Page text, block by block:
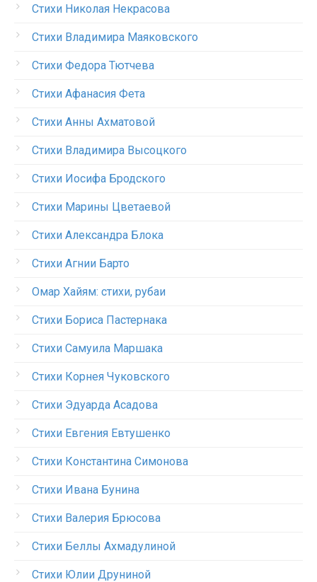
Стихи Николая Некрасова
Стихи Владимира Маяковского
Стихи Федора Тютчева
Стихи Афанасия Фета
Стихи Анны Ахматовой
Стихи Владимира Высоцкого
Стихи Иосифа Бродского
Стихи Марины Цветаевой
Стихи Александра Блока
Стихи Агнии Барто
Омар Хайям: стихи, рубаи
Стихи Бориса Пастернака
Стихи Самуила Маршака
Стихи Корнея Чуковского
Стихи Эдуарда Асадова
Стихи Евгения Евтушенко
Стихи Константина Симонова
Стихи Ивана Бунина
Стихи Валерия Брюсова
Стихи Беллы Ахмадулиной
Стихи Юлии Друниной